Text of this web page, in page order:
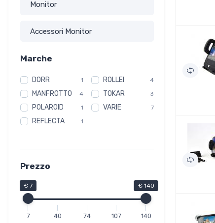
Monitor
Accessori Monitor
Marche
DORR 1
MANFROTTO 4
POLAROID 1
REFLECTA 1
ROLLEI 4
TOKAR 3
VARIE 7
Prezzo
€ 7 € 140
7 40 74 107 140